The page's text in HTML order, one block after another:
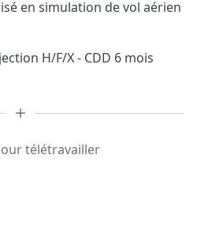
en simulation de vol aérien
H/F/X - CDD 6 mois
télétravailler